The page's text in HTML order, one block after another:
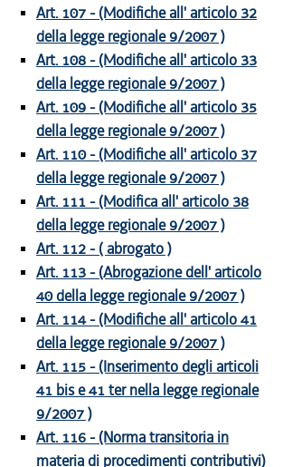
Art. 107 - (Modifiche all' articolo 32
della legge regionale 9/2007 )
Art. 108 - (Modifiche all' articolo 33
della legge regionale 9/2007 )
Art. 109 - (Modifiche all' articolo 35
della legge regionale 9/2007 )
Art. 110 - (Modifiche all' articolo 37
della legge regionale 9/2007 )
Art. 111 - (Modifica all' articolo 38
della legge regionale 9/2007 )
Art. 112 - ( abrogato )
Art. 113 - (Abrogazione dell' articolo
40 della legge regionale 9/2007 )
Art. 114 - (Modifiche all' articolo 41
della legge regionale 9/2007 )
Art. 115 - (Inserimento degli articoli
41 bis e 41 ter nella legge regionale
9/2007 )
Art. 116 - (Norma transitoria in
materia di procedimenti contributivi)